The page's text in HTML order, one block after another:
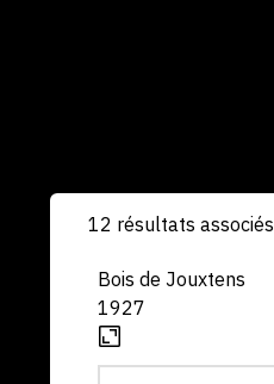
12 résultats associés
Bois de Jouxtens
1927